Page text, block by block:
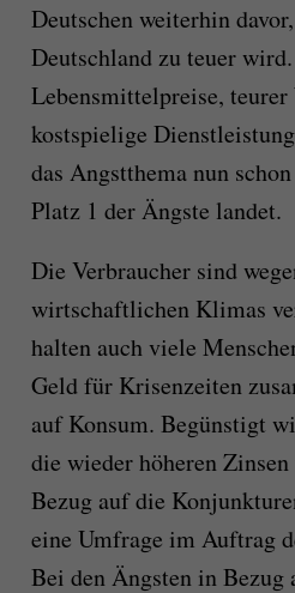
Deutschen weiterhin
Deutschland zu teuer
Lebensmittelpreise,
kostspielige
das Angstthema nun
Platz 1 der Ängste landet.
Die Verbraucher sind
wirtschaftlichen Klimas
halten auch viele
Geld für Krisenzeiten
auf Konsum. Begünstigt
die wieder höheren
Bezug auf die
eine Umfrage im Auftrag
Bei den Ängsten in